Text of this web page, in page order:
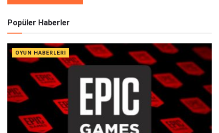
Alternative:
Popüler Haberler
OYUN HABERLERI